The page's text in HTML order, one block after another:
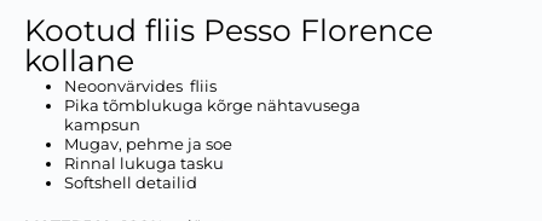
Kootud fliis Pesso Florence
kollane
Neoonvärvides fliis
Pika tõmblukuga kõrge nähtavusega
kampsun
Mugav, pehme ja soe
Rinnal lukuga tasku
Softshell detailid